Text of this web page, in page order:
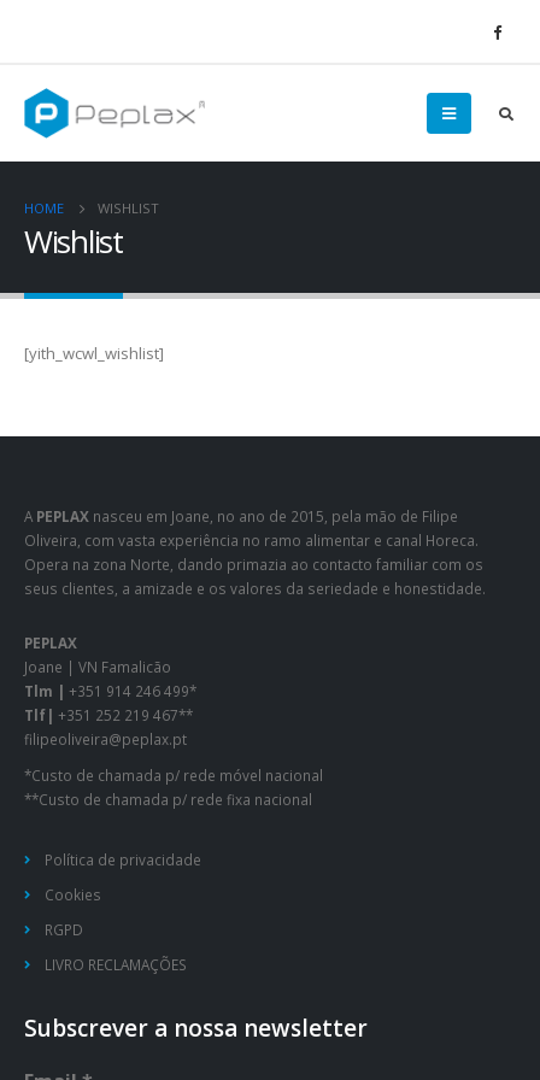
HOME WISHLIST
Wishlist
[yith_wcwl_wishlist]
A PEPLAX nasceu em Joane, no ano de 2015, pela mão de Filipe
Oliveira, com vasta experiência no ramo alimentar e canal Horeca.
Opera na zona Norte, dando primazia ao contacto familiar com os
seus clientes, a amizade e os valores da seriedade e honestidade.
PEPLAX
Joane | VN Famalicão
Tlm | +351 914 246 499*
Tlf| +351 252 219 467**
filipeoliveira@peplax.pt
*Custo de chamada p/ rede móvel nacional
**Custo de chamada p/ rede fixa nacional
Política de privacidade
Cookies
RGPD
LIVRO RECLAMAÇÕES
Subscrever a nossa newsletter